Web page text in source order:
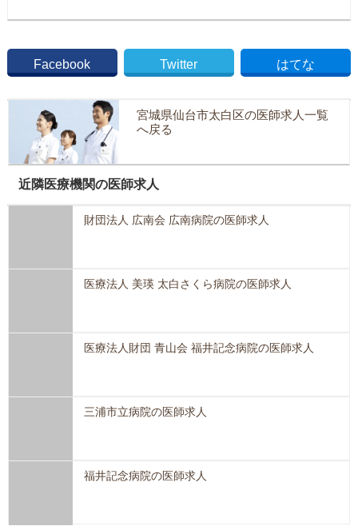
Facebook Twitter はてな
宮城県仙台市太白区の医師求人一覧
へ戻る
近隣医療機関の医師求人
財団法人 広南会 広南病院の医師求人
医療法人 美瑛 太白さくら病院の医師求人
医療法人財団 青山会 福井記念病院の医師求人
三浦市立病院の医師求人
福井記念病院の医師求人